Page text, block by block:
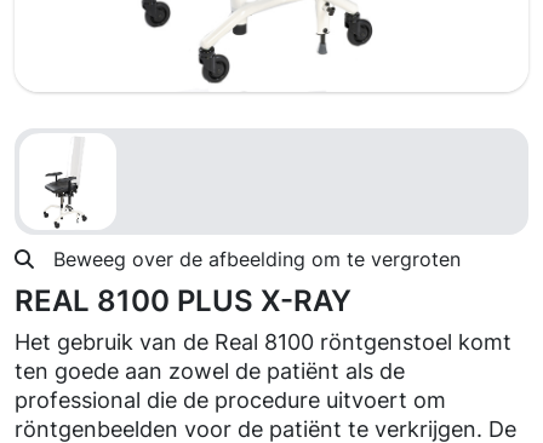
Beweeg over de afbeelding om te vergroten
REAL 8100 PLUS X-RAY
Het gebruik van de Real 8100 röntgenstoel komt
ten goede aan zowel de patiënt als de
professional die de procedure uitvoert om
röntgenbeelden voor de patiënt te verkrijgen. De